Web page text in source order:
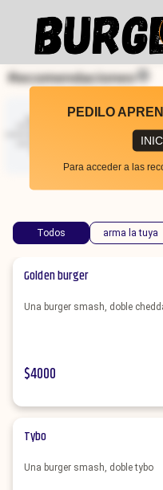
PEDILO
Para acceder a las
Recomendaciones
Aros De Cebolla
Todos arma la tuya
Golden burger
Una burger smash, doble
$4000
Tybo
Una burger smash, doble tybo